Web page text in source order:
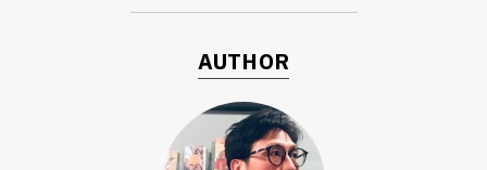
AUTHOR